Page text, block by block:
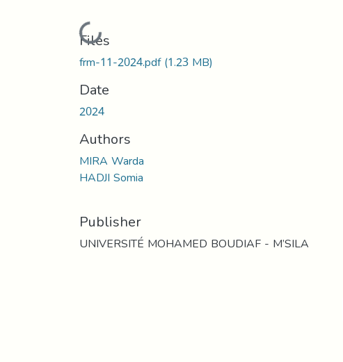
Loading...
Files
frm-11-2024.pdf(1.23 MB)
Date
2024
Authors
MIRA Warda
HADJI Somia
Publisher
UNIVERSITÉ MOHAMED BOUDIAF - M’SILA